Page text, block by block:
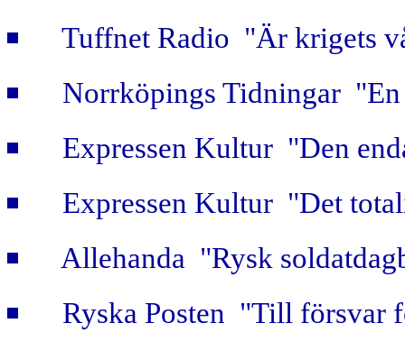
Tuffnet Radio "Är krigets
Norrköpings Tidningar
Expressen Kultur "Den
Expressen Kultur "Det
Allehanda "Rysk
Ryska Posten "Till försvar